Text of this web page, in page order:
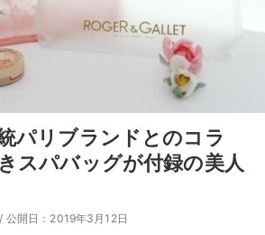
パリブランドとのコラ
スパバッグが付録の美人
/ 公開日：2019年3月12日